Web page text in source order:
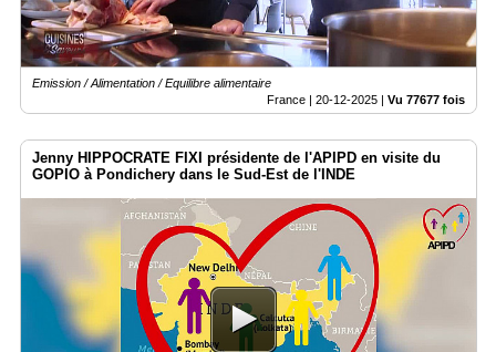
Emission / Alimentation / Equilibre alimentaire
France | 20-12-2025 | Vu 77677 fois
Jenny HIPPOCRATE FIXI présidente de l'APIPD en visite du
GOPIO à Pondichery dans le Sud-Est de l'INDE